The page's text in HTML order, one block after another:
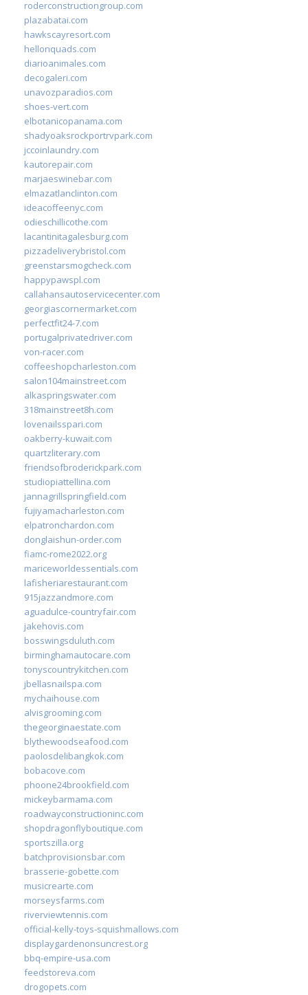
roderconstructiongroup.com
plazabatai.com
hawkscayresort.com
hellonquads.com
diarioanimales.com
decogaleri.com
unavozparadios.com
shoes-vert.com
elbotanicopanama.com
shadyoaksrockportrvpark.com
jccoinlaundry.com
kautorepair.com
marjaeswinebar.com
elmazatlanclinton.com
ideacoffeenyc.com
odieschillicothe.com
lacantinitagalesburg.com
pizzadeliverybristol.com
greenstarsmogcheck.com
happypawspl.com
callahansautoservicecenter.com
georgiascornermarket.com
perfectfit24-7.com
portugalprivatedriver.com
von-racer.com
coffeeshopcharleston.com
salon104mainstreet.com
alkaspringswater.com
318mainstreet8h.com
lovenailsspari.com
oakberry-kuwait.com
quartzliterary.com
friendsofbroderickpark.com
studiopiattellina.com
jannagrillspringfield.com
fujiyamacharleston.com
elpatronchardon.com
donglaishun-order.com
fiamc-rome2022.org
mariceworldessentials.com
lafisheriarestaurant.com
915jazzandmore.com
aguadulce-countryfair.com
jakehovis.com
bosswingsduluth.com
birminghamautocare.com
tonyscountrykitchen.com
jbellasnailspa.com
mychaihouse.com
alvisgrooming.com
thegeorginaestate.com
blythewoodseafood.com
paolosdelibangkok.com
bobacove.com
phoone24brookfield.com
mickeybarmama.com
roadwayconstructioninc.com
shopdragonflyboutique.com
sportszilla.org
batchprovisionsbar.com
brasserie-gobette.com
musicrearte.com
morseysfarms.com
riverviewtennis.com
official-kelly-toys-squishmallows.com
displaygardenonsuncrest.org
bbq-empire-usa.com
feedstoreva.com
drogopets.com